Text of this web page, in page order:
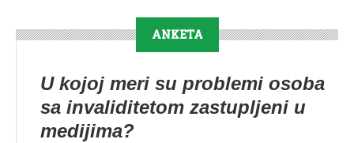
ANKETA
U kojoj meri su problemi osoba
sa invaliditetom zastupljeni u
medijima?